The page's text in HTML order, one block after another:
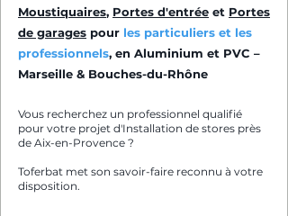
Moustiquaires, Portes d'entrée et Portes
de garages pour les particuliers et les
professionnels, en Aluminium et PVC –
Marseille & Bouches-du-Rhône
Vous recherchez un professionnel qualifié
pour votre projet d'Installation de stores près
de Aix-en-Provence ?
Toferbat met son savoir-faire reconnu à votre
disposition.